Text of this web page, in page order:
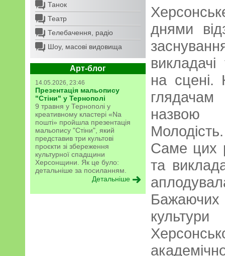
Танок
Театр
Телебачення, радіо
Шоу, масові видовища
Арт-блог
14.05.2026, 23:46
Презентація мальопису
"Стіни" у Тернополі
9 травня у Тернополі у
креативному кластері «Na
пошті» пройшла презентація
мальопису "Стіни", який
представив три культові
проєкти зі збереження
культурної спадщини
Херсонщини. Як це було:
детальніше за посиланням.
Детальніше
днями
на сцені.
назвою
Саме цих
та